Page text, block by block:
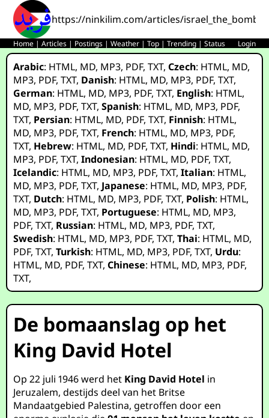
https://ninkilim.com/articles/
Home |Articles | Postings |Weather |Top |Trending |Status Login
Arabic: HTML, MD, MP3, PDF,TXT,Czech: HTML, MD,
MP3, PDF,TXT, Danish: HTML, MD, MP3, PDF,TXT,
German: HTML, MD, MP3, PDF,TXT, English: HTML,
MD, MP3, PDF,TXT,Spanish: HTML, MD, MP3, PDF,
TXT, Persian: HTML, MD, PDF,TXT, Finnish: HTML,
MD, MP3, PDF,TXT, French: HTML, MD, MP3, PDF,
TXT, Hebrew: HTML, MD, PDF,TXT, Hindi: HTML, MD,
MP3, PDF,TXT,Indonesian: HTML, MD, PDF,TXT,
Icelandic: HTML, MD, MP3, PDF,TXT,Italian: HTML,
MD, MP3, PDF,TXT, Japanese: HTML, MD, MP3, PDF,
TXT, Dutch: HTML, MD, MP3, PDF,TXT, Polish: HTML,
MD, MP3, PDF,TXT, Portuguese: HTML, MD, MP3,
PDF,TXT, Russian: HTML, MD, MP3, PDF,TXT,
Swedish: HTML, MD, MP3, PDF,TXT,Thai: HTML, MD,
PDF,TXT,Turkish: HTML, MD, MP3, PDF,TXT, Urdu:
HTML, MD, PDF,TXT,Chinese: HTML, MD, MP3, PDF,
TXT,
De bomaanslag op het
King David Hotel
Op 22 juli 1946 werd het King David Hotel in
Jeruzalem, destijds deel van het Britse
Mandaatgebied Palestina, getroffen door een